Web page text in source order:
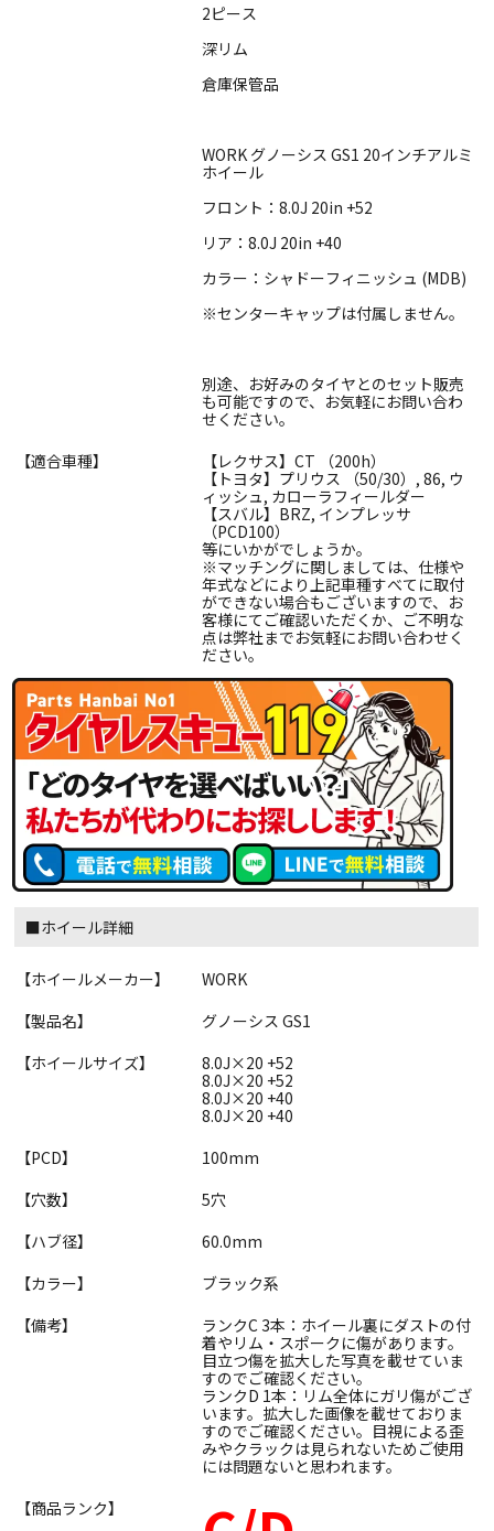
2ピース
深リム
倉庫保管品
WORK グノーシス GS1 20インチアルミ
ホイール
フロント：8.0J 20in +52
リア：8.0J 20in +40
カラー：シャドーフィニッシュ (MDB)
※センターキャップは付属しません。
別途、お好みのタイヤとのセット販売
も可能ですので、お気軽にお問い合わ
せください。
【適合車種】
【レクサス】CT （200h）
【トヨタ】プリウス （50/30）, 86, ウ
ィッシュ, カローラフィールダー
【スバル】BRZ, インプレッサ
（PCD100）
等にいかがでしょうか。
※マッチングに関しましては、仕様や
年式などにより上記車種すべてに取付
ができない場合もございますので、お
客様にてご確認いただくか、ご不明な
点は弊社までお気軽にお問い合わせく
ださい。
■ホイール詳細
【ホイールメーカー】
WORK
【製品名】
グノーシス GS1
【ホイールサイズ】
8.0J×20 +52
8.0J×20 +52
8.0J×20 +40
8.0J×20 +40
【PCD】
100mm
【穴数】
5穴
【ハブ径】
60.0mm
【カラー】
ブラック系
【備考】
ランクC 3本：ホイール裏にダストの付
着やリム・スポークに傷があります。
目立つ傷を拡大した写真を載せていま
すのでご確認ください。
ランクD 1本：リム全体にガリ傷がござ
います。拡大した画像を載せておりま
すのでご確認ください。目視による歪
みやクラックは見られないためご使用
には問題ないと思われます。
【商品ランク】